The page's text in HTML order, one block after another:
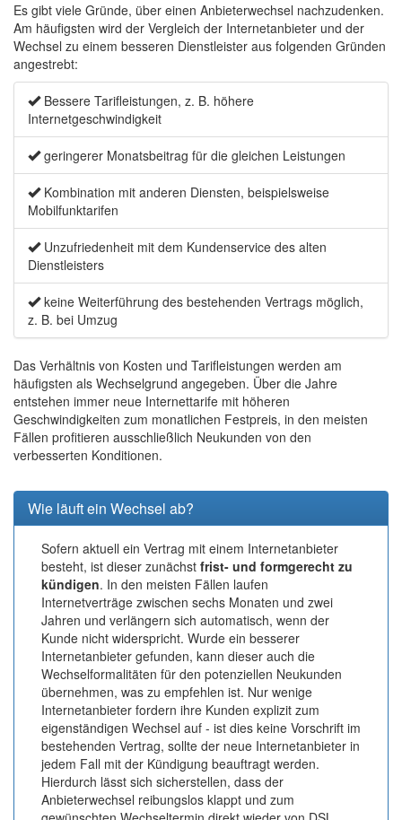
Es gibt viele Gründe, über einen Anbieterwechsel nachzudenken.
Am häufigsten wird der Vergleich der Internetanbieter und der
Wechsel zu einem besseren Dienstleister aus folgenden Gründen
angestrebt:
Bessere Tarifleistungen, z. B. höhere
Internetgeschwindigkeit
geringerer Monatsbeitrag für die gleichen Leistungen
Kombination mit anderen Diensten, beispielsweise
Mobilfunktarifen
Unzufriedenheit mit dem Kundenservice des alten
Dienstleisters
keine Weiterführung des bestehenden Vertrags möglich,
z. B. bei Umzug
Das Verhältnis von Kosten und Tarifleistungen werden am
häufigsten als Wechselgrund angegeben. Über die Jahre
entstehen immer neue Internettarife mit höheren
Geschwindigkeiten zum monatlichen Festpreis, in den meisten
Fällen profitieren ausschließlich Neukunden von den
verbesserten Konditionen.
Wie läuft ein Wechsel ab?
Sofern aktuell ein Vertrag mit einem Internetanbieter
besteht, ist dieser zunächst frist- und formgerecht zu
kündigen. In den meisten Fällen laufen
Internetverträge zwischen sechs Monaten und zwei
Jahren und verlängern sich automatisch, wenn der
Kunde nicht widerspricht. Wurde ein besserer
Internetanbieter gefunden, kann dieser auch die
Wechselformalitäten für den potenziellen Neukunden
übernehmen, was zu empfehlen ist. Nur wenige
Internetanbieter fordern ihre Kunden explizit zum
eigenständigen Wechsel auf - ist dies keine Vorschrift im
bestehenden Vertrag, sollte der neue Internetanbieter in
jedem Fall mit der Kündigung beauftragt werden.
Hierdurch lässt sich sicherstellen, dass der
Anbieterwechsel reibungslos klappt und zum